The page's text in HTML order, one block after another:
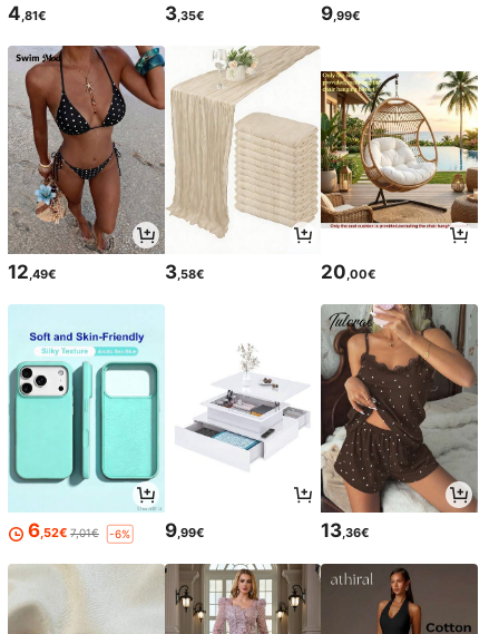
4,81€ 3,35€ 9,99€
12,49€ 3,58€ 20,00€
6,52€ 7,01€ -6% 9,99€ 13,36€